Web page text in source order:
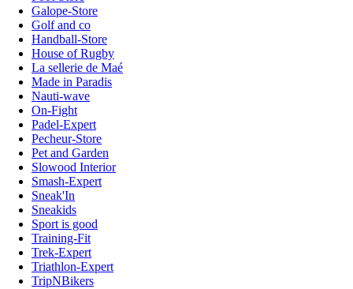
Galope-Store
Golf and co
Handball-Store
House of Rugby
La sellerie de Maé
Made in Paradis
Nauti-wave
On-Fight
Padel-Expert
Pecheur-Store
Pet and Garden
Slowood Interior
Smash-Expert
Sneak'In
Sneakids
Sport is good
Training-Fit
Trek-Expert
Triathlon-Expert
TripNBikers